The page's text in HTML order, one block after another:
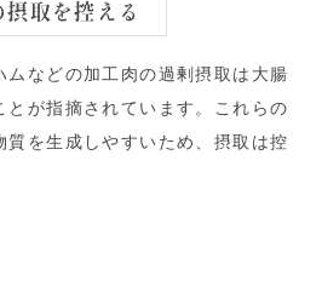
取を控える
ムなどの加工肉の過剰摂取は大腸
とが指摘されています。これらの
質を生成しやすいため、摂取は控